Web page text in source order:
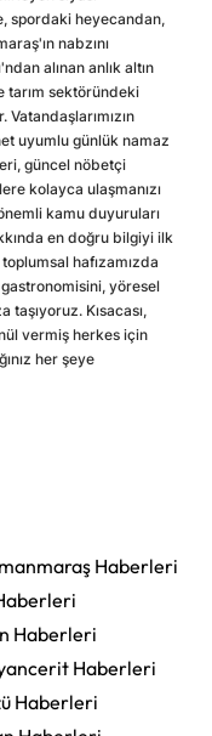
spordaki heyecandan,
nabzını
alınan anlık altın
tarım sektöründeki
uyumlu günlük namaz
güncel nöbetçi
kolayca ulaşmanızı
kamu duyuruları
en doğru bilgiyi ilk
hafızamızda
yöresel
taşıyoruz. Kısacası,
vermiş herkes için
her şeye
Haberleri
Haberleri
Haberleri
Haberleri